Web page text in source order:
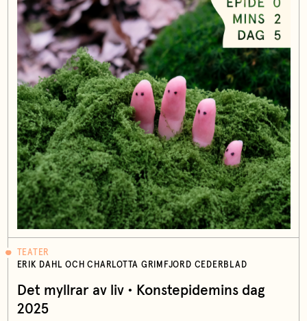
TEATER
ERIK DAHL OCH CHARLOTTA GRIMFJORD CEDERBLAD
Det myllrar av liv • Konstepidemins dag
2025